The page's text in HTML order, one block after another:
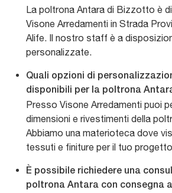
La poltrona Antara di Bizzotto è
Visone Arredamenti in Strada
Alife. Il nostro staff è a
personalizzate.
Quali opzioni di
disponibili per la poltrona
Presso Visone Arredamenti puoi
dimensioni e rivestimenti della
Abbiamo una materioteca dove
tessuti e finiture per il tuo
È possibile richiedere una
poltrona Antara con consegna